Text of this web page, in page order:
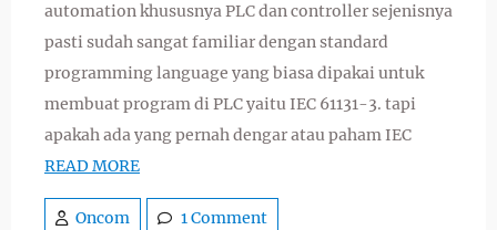
automation khususnya PLC dan controller sejenisnya
pasti sudah sangat familiar dengan standard
programming language yang biasa dipakai untuk
membuat program di PLC yaitu IEC 61131-3. tapi
apakah ada yang pernah dengar atau paham IEC
READ MORE
Oncom 1 Comment